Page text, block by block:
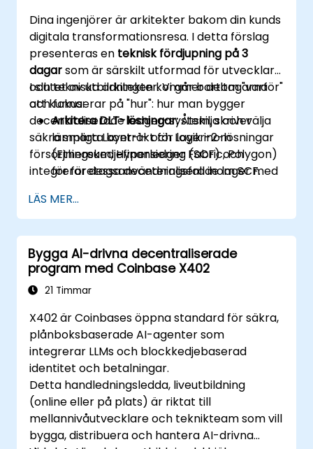
Dina ingenjörer är arkitekter bakom din kunds
digitala transformationsresa. I detta förslag
presenteras en teknisk fördjupning på 3
dagarsom är särskilt utformad för utvecklare
och tekniska arkitekter. Vi går bortom "varför"
och fokuserar på "hur": hur man bygger
decentraliserade ledger-system, skriver
säkra smarta kontrakt för logik inom
försörjningskedjefinansiering (SCF) och
integrerar dessa deceteraliserade lager med
I slutet av utbildningen kommer deltagarna
att kunna:
Arkitera DLT-lösningar:Åtskilja och välja
lämpliga Layer-1- och Layer-2-lösningar
(Ethereum, Hyperledger Fabric, Polygon)
för företagsanvändningsfall inom SCF.
kompilerade och distribuera smarta
kontrakt (t.ex. Solidity eller Chaincode)
som automatiserar fakturering,
godkännande av fakturor och
betalningsavrundning.
Implementera tokenisering:
tokenstandarder för att representera
realworld-tillgångar (fakturor/lager) på-
chain.
Koppla Web2 och Web3:
integrationslagret genom användning av
Orakel (t.ex. Chainlink) för att hämta off-
chain-data (logistiska API:er) för att
trigga on-chain-betalningar.
LÄS MER...
Bygga AI-drivna decentraliserade
program med Coinbase X402
21 Timmar
X402 är Coinbases öppna standard för säkra,
plånboksbaserade AI-agenter som
integrerar LLMs och blockkedjebaserad
identitet och betalningar.
Detta handledningsledda, liveutbildning
(online eller på plats) är riktat till
mellannivåutvecklare och teknikteam som vill
bygga, distribuera och hantera AI-drivna